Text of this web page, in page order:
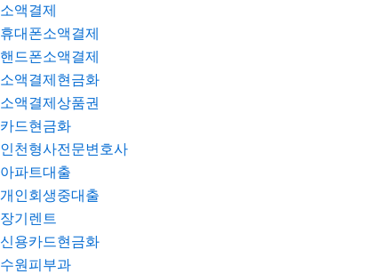
소액결제
휴대폰소액결제
핸드폰소액결제
소액결제현금화
소액결제상품권
카드현금화
인천형사전문변호사
아파트대출
개인회생중대출
장기렌트
신용카드현금화
수원피부과